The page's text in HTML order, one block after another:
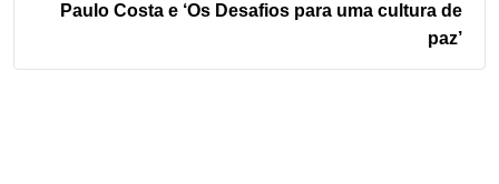
Paulo Costa e ‘Os Desafios para uma cultura de
paz’